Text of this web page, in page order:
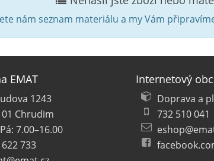
nám seznam materiálu a my Vám
EMAT
1243
01 Chrudim
7.00–16.00
733
Internetový
Doprava a
732 510 041